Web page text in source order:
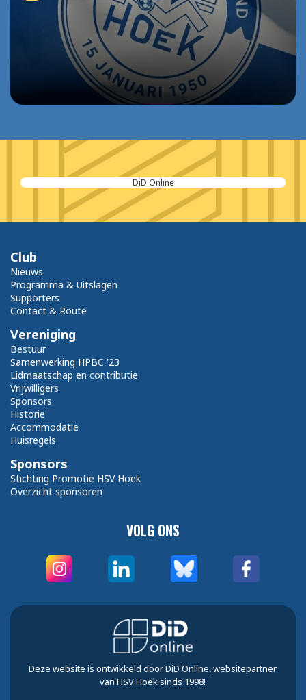
DiD Online
VOLG ONS
Club
Nieuws
Programma & Uitslagen
Supporters
Contact & Route
Vereniging
Bestuur
Samenwerking HPBC '23
Lidmaatschap en contributie
Vrijwilligers
Sponsors
Historie
Accommodatie
Huisregels
Sponsors
Stichting Promotie HSV Hoek
Overzicht sponsoren
Deze website is ontwikkeld door DiD Online, websitepartner
van HSV Hoek sinds 1998!